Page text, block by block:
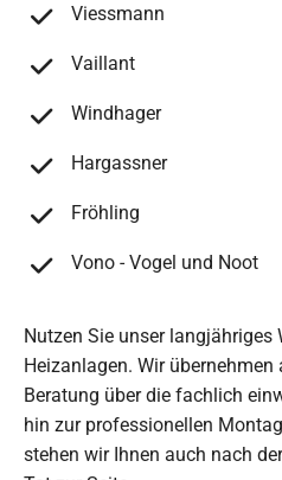
Viessmann
Vaillant
Windhager
Hargassner
Fröhling
Vono - Vogel und Noot
Nutzen Sie unser langjähriges
Heizanlagen. Wir
Beratung über die fachlich
hin zur professionellen
stehen wir Ihnen auch nach